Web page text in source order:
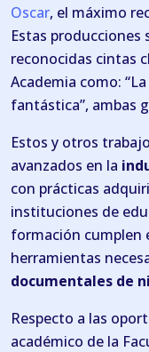
Oscar, el máximo
Estas producciones
reconocidas cintas
Academia como:
fantástica”, ambas
Estos y otros
avanzados en la
con prácticas
instituciones de
formación cumplen
herramientas
documentales de
Respecto a las
académico de la